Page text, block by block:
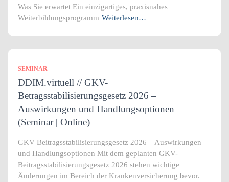
Was Sie erwartet Ein einzigartiges, praxisnahes
Weiterbildungsprogramm Weiterlesen…
SEMINAR
DDIM.virtuell // GKV-
Betragsstabilisierungsgesetz 2026 –
Auswirkungen und Handlungsoptionen
(Seminar | Online)
GKV Beitragsstabilisierungsgesetz 2026 – Auswirkungen
und Handlungsoptionen Mit dem geplanten GKV-
Beitragsstabilisierungsgesetz 2026 stehen wichtige
Änderungen im Bereich der Krankenversicherung bevor.